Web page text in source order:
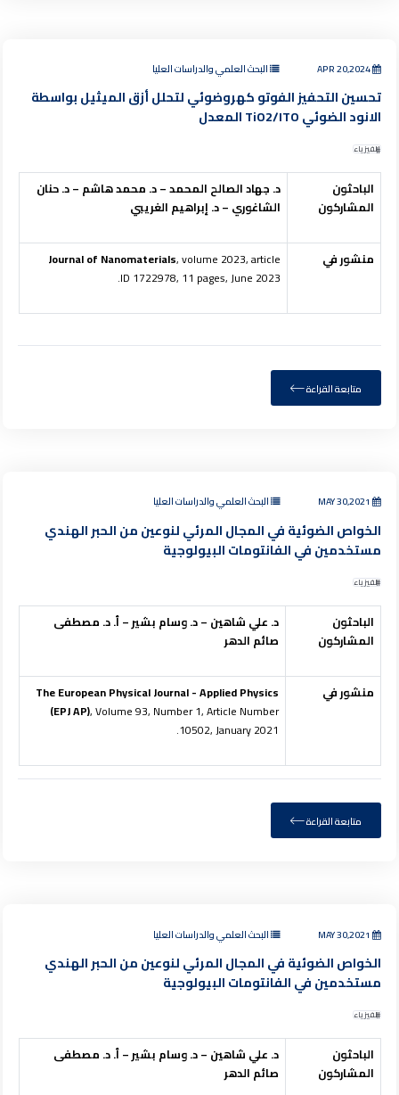
APR 20,2024 البحث العلمي والدراسات العليا
تحسين التحفيز الفوتو كهروضوئي لتحلل أزق الميثيل بواسطة
الانود الضوئي TiO2/ITO المعدل
الفيزياء
الباحثون
المشاركون
د. جهاد الصالح المحمد – د. محمد هاشم – د. حنان
الشاغوري – د. إبراهيم الغريبي
منشور في Journal of Nanomaterials, volume 2023, article
ID 1722978, 11 pages, June 2023.
متابعة القراءة
البحث العلمي والدراسات العليا
الخواص الضوئية في المجال المرئي لنوعين من الحبر الهندي
مستخدمين في الفانتومات البيولوجية
الفيزياء
الباحثون
المشاركون
د. علي شاهين – د. وسام بشير – أ. د. مصطفى
صائم الدهر
منشور في
The European Physical Journal - Applied Physics
(EPJ AP), Volume 93, Number 1, Article Number
10502, January 2021.
متابعة القراءة
البحث العلمي والدراسات العليا
الخواص الضوئية في المجال المرئي لنوعين من الحبر الهندي
مستخدمين في الفانتومات البيولوجية
الفيزياء
الباحثون
المشاركون
د. علي شاهين – د. وسام بشير – أ. د. مصطفى
صائم الدهر